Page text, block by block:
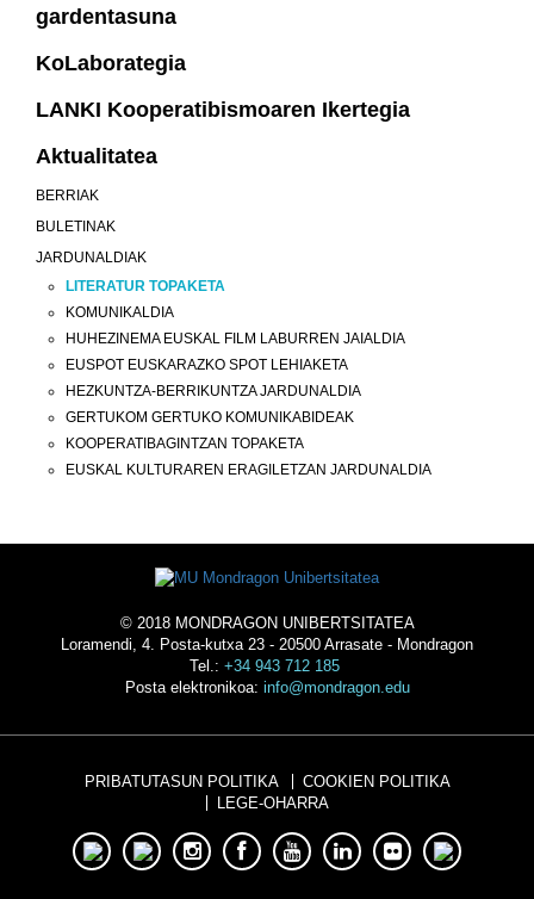
gardentasuna
KoLaborategia
LANKI Kooperatibismoaren Ikertegia
Aktualitatea
BERRIAK
BULETINAK
JARDUNALDIAK
LITERATUR TOPAKETA
KOMUNIKALDIA
HUHEZINEMA EUSKAL FILM LABURREN JAIALDIA
EUSPOT EUSKARAZKO SPOT LEHIAKETA
HEZKUNTZA-BERRIKUNTZA JARDUNALDIA
GERTUKOM GERTUKO KOMUNIKABIDEAK
KOOPERATIBAGINTZAN TOPAKETA
EUSKAL KULTURAREN ERAGILETZAN JARDUNALDIA
© 2018 MONDRAGON UNIBERTSITATEA
Loramendi, 4. Posta-kutxa 23 - 20500 Arrasate - Mondragon
Tel.: +34 943 712 185
Posta elektronikoa: info@mondragon.edu
PRIBATUTASUN POLITIKA
COOKIEN POLITIKA
LEGE-OHARRA